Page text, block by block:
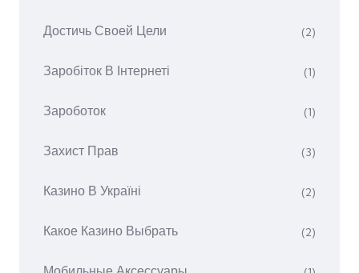
Достичь Своей Цели (2)
Заробіток В Інтернеті (1)
Зароботок (1)
Захист Прав (3)
Казино В Україні (2)
Какое Казино Выбрать (2)